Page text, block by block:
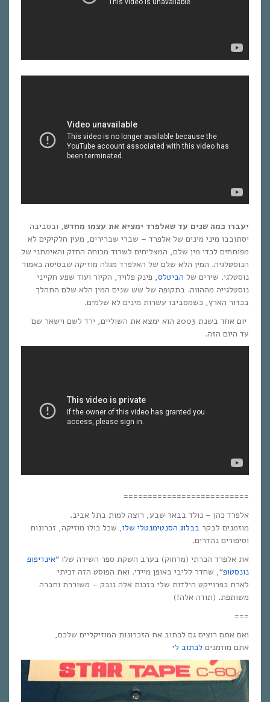
יעברו כמה שנים עד שאלפרד ימציא את עצמו מחדש, ובסביבה
יסתובבו מיני מינים של אלפרד – שברי שברירים, מעין חלקיקים לא
מפותחים לכדי מין שלם, המצליחים לשרוד מכוחה החזק והאימתני של
הנוסטלגיה. המין הלא שלם של האלפרד מגלה מוזיקה שבסיסה כאמור
נוסטלגי. שירים של הביטלס, פינק פלויד, הקיור ועוד שפע חקייני
נוסטלגייה מההווה. בתקופה של שש שנים המין הלא שלם התהלך
בכדור הארץ, כשמסביבו עשרות מינים לא שלמים.
יום אחד בשנת 2003 הוא ימצא את השוליים, ירד לשם וישאר שם
עד היום הזה.
==========================
אלפרד כהן – נולד בבאר שבע, רוצה למות בתל אביב.
מוזמנים לבקר בבלוג הסנטימנטלי שלו, שכל כולו מוזיקה, זכרונות
וסיפורים נהדרים.
את אלפרד הכרתי (מרחוק) בערב השקת ספר השירה שלו “אינדיפופ
נונסטופ“, שחדר לליבי באופן מיידי. ואת הפוסט הזה זכיתי
לארח בפרוייקט הילדות שלי בזכות אלה נובק – משוררת וחברה
משותפת. (תודה אלה!)
===
ואם אתם רוצים גם לכתוב את הזכרונות המוזיקליים שלכם,
אתם מוזמנים לכתוב לי